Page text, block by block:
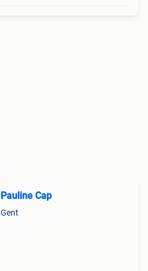
Pauline Cap
Gent